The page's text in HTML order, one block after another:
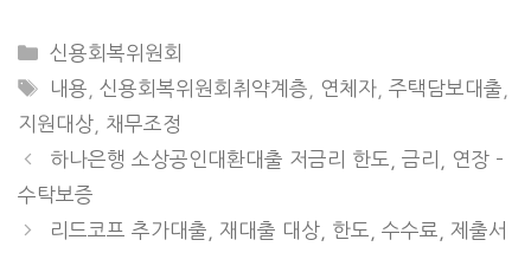
CATEGORIES
신용회복위원회
TAGS
내용 ,신용회복위원회취약계층 연체자 ,주택담보대출
지원대상
채무조정
하나은행 소상공인대환대출 저금리 한도, 금리, 연장 –
수탁보증
리드코프 추가대출, 재대출 대상, 한도, 수수료, 제출서